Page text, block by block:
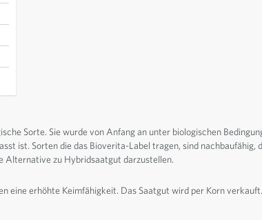
Sorte. Sie wurde von Anfang an unter biologischen
ist. Sorten die das Bioverita-Label tragen, sind nachbaufähig,
Alternative zu Hybridsaatgut darzustellen.
eine erhöhte Keimfähigkeit. Das Saatgut wird per Korn verkauft.